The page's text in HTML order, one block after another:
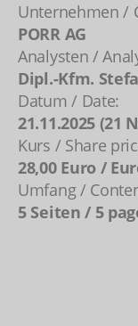
Unternehmen /
PORR AG
Analysten /
Dipl.-Kfm.
Datum / Date:
21.11.2025 (21
Kurs / Share
28,00 Euro /
Umfang /
5 Seiten / 5